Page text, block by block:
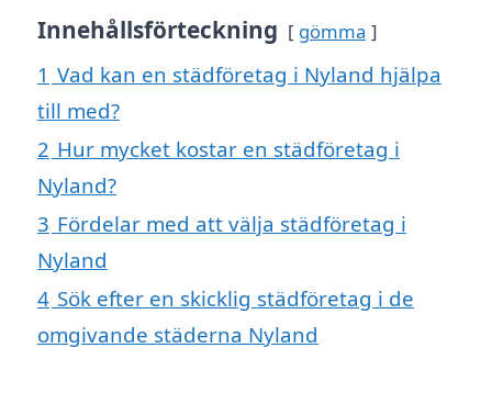
Innehållsförteckning gömma
1 Vad kan en städföretag i Nyland hjälpa
till med?
2 Hur mycket kostar en städföretag i
Nyland?
3 Fördelar med att välja städföretag i
Nyland
4 Sök efter en skicklig städföretag i de
omgivande städerna Nyland